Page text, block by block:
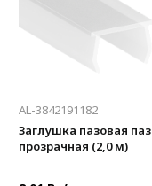
Профиль
Радиаторный
Метрический
Конструкции из
Услуги
AL-3842191182
Заглушка пазовая паз
прозрачная (2,0 м)